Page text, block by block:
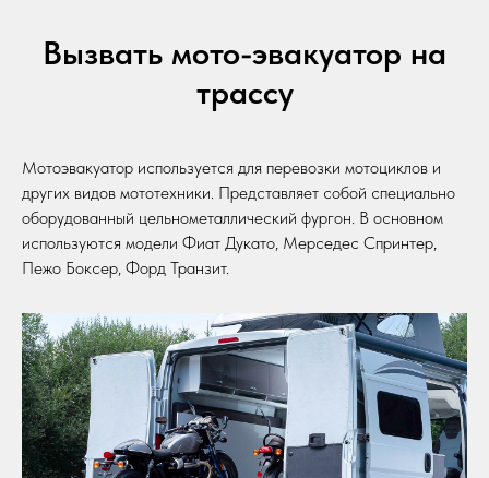
Вызвать мото-эвакуатор на
трассу
Мотоэвакуатор используется для перевозки мотоциклов и
других видов мототехники. Представляет собой специально
оборудованный цельнометаллический фургон. В основном
используются модели Фиат Дукато, Мерседес Спринтер,
Пежо Боксер, Форд Транзит.